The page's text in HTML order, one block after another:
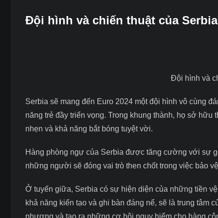
Đội hình và chiến thuật của
Đội hình và
Serbia sẽ mang đến Euro 2024 một đội hình vô cùng
năng trẻ đầy triển vọng. Trong khung thành, họ sở
nhẹn và khả năng bắt bóng tuyệt vời.
Hàng phòng ngự của Serbia được tăng cường với sự
những người sẽ đóng vai trò then chốt trong việc bảo
Ở tuyến giữa, Serbia có sự hiện diện của những tiền
khả năng kiến tạo và ghi bàn đáng nể, sẽ là trung tâm
phương và tạo ra những cơ hội nguy hiểm cho hàng